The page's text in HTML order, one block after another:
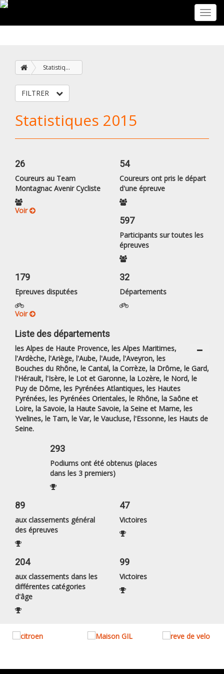
Statistiques
FILTRER
Statistiques 2015
26
Coureurs au Team
Montagnac Avenir Cycliste
Voir
54
Coureurs ont pris le départ
d'une épreuve
597
Participants sur toutes les
épreuves
179
Epreuves disputées
Voir
32
Départements
Liste des départements
les Alpes de Haute Provence, les Alpes Maritimes,
l'Ardèche, l'Ariège, l'Aube, l'Aude, l'Aveyron, les
Bouches du Rhône, le Cantal, la Corrèze, la Drôme, le Gard,
l'Hérault, l'Isère, le Lot et Garonne, la Lozère, le Nord, le
Puy de Dôme, les Pyrénées Atlantiques, les Hautes
Pyrénées, les Pyrénées Orientales, le Rhône, la Saône et
Loire, la Savoie, la Haute Savoie, la Seine et Marne, les
Yvelines, le Tarn, le Var, le Vaucluse, l'Essonne, les Hauts de
Seine.
293
Podiums ont été obtenus (places
dans les 3 premiers)
89
aux classements général
des épreuves
47
Victoires
204
aux classements dans les
différentes catégories
d'âge
99
Victoires